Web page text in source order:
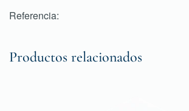
Referencia:
Productos relacionados